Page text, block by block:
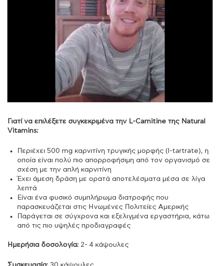
Γιατί να επιλέξετε συγκεκριμένα την L-Carnitine της Natural
Vitamins:
Περιέχει 500 mg καρνιτίνη τρυγικής μορφής (l-tartrate), η
οποία είναι πολύ πιο απορροφήσιμη από τον οργανισμό σε
σχέση με την απλή καρνιτίνη
Έχει άμεση δράση με ορατά αποτελέσματα μέσα σε λίγα
λεπτά
Είναι ένα φυσικό συμπλήρωμα διατροφής που
παρασκευάζεται στις Ηνωμένες Πολιτείες Αμερικής
Παράγεται σε σύγχρονα και εξελιγμένα εργαστήρια, κάτω
από τις πιο υψηλές προδιαγραφές
Ημερήσια δοσολογία: 2- 4 κάψουλες